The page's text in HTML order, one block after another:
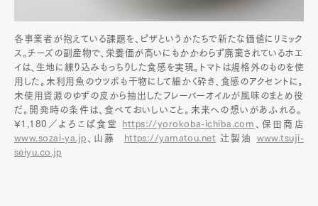
各事業者が抱えている課題を、ピザというかたちで新たな価値にリミック
ス。チーズの副産物で、栄養価が高いにもかかわらず廃棄されているホエ
イは、生地に練り込みもっちりした食感を実現。トマトは規格外のものを使
用した。未利用魚のウツボも干物にして細かく砕き、食感のアクセントに。
未使用資源のゆずの皮から抽出したフレーバーオイルが風味のまとめ役
だ。開発時の条件は、食べておいしいこと。未来への想いがあふれる。
¥1,180／よろこば食堂
https://yorokoba-ichiba.com
、保田商店
www.sozai-ya.jp 、山藤 https://yamatou.net 辻製油 www.tsuji-
seiyu.co.jp